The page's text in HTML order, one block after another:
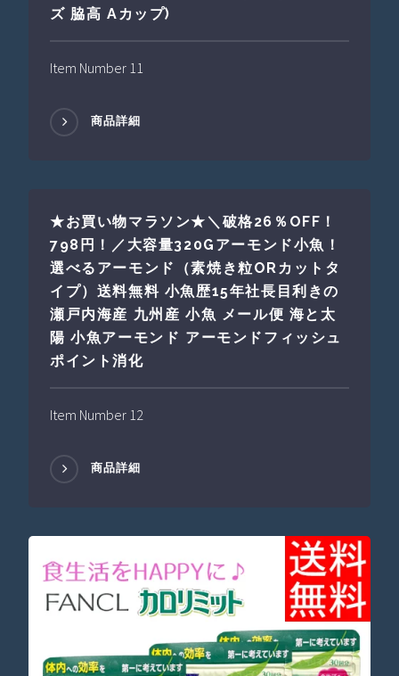
ズ 脇高 Aカップ)
Item Number 11
商品詳細
★お買い物マラソン★＼破格26％OFF！
798円！／大容量320Gアーモンド小魚！
選べるアーモンド（素焼き粒ORカットタ
イプ）送料無料 小魚歴15年社長目利きの
瀬戸内海産 九州産 小魚 メール便 海と太
陽 小魚アーモンド アーモンドフィッシュ
ポイント消化
Item Number 12
商品詳細